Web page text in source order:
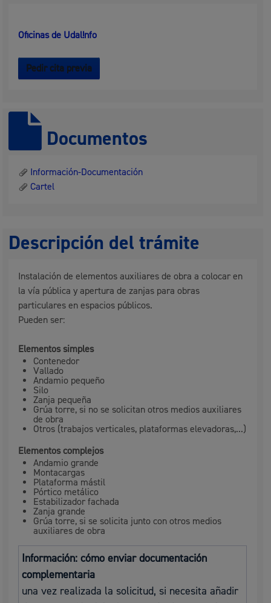
Oficinas de Udal!nfo
Pedir cita previa
Documentos
Información-Documentación
Cartel
Descripción del trámite
Instalación de elementos auxiliares de obra a colocar en
la vía pública y apertura de zanjas para obras
particulares en espacios públicos.
Pueden ser:
Elementos simples
Contenedor
Vallado
Andamio pequeño
Silo
Zanja pequeña
Grúa torre, si no se solicitan otros medios auxiliares
de obra
Otros (trabajos verticales, plataformas elevadoras,...)
Elementos complejos
Andamio grande
Montacargas
Plataforma mástil
Pórtico metálico
Estabilizador fachada
Zanja grande
Grúa torre, si se solicita junto con otros medios
auxiliares de obra
Información: cómo enviar documentación
complementaria
una vez realizada la solicitud, si necesita añadir